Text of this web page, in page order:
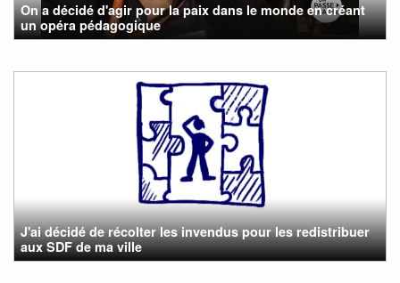
On a décidé d'agir pour la paix dans le monde en créant
un opéra pédagogique
J'ai décidé de récolter les invendus pour les redistribuer
aux SDF de ma ville